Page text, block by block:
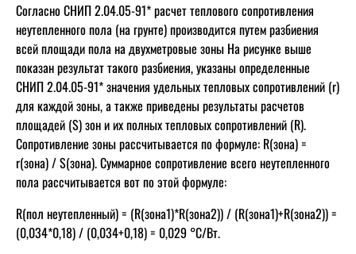
Согласно СНИП 2.04.05-91* расчет теплового сопротивления
неутепленного пола (на грунте) производится путем разбиения
всей площади пола на двухметровые зоны На рисунке выше
показан результат такого разбиения, указаны определенные
СНИП 2.04.05-91* значения удельных тепловых сопротивлений (r)
для каждой зоны, а также приведены результаты расчетов
площадей (S) зон и их полных тепловых сопротивлений (R).
Сопротивление зоны рассчитывается по формуле: R(зона) =
r(зона) / S(зона). Суммарное сопротивление всего неутепленного
пола рассчитывается вот по этой формуле:
R(пол неутепленный) = (R(зона1)*R(зона2)) / (R(зона1)+R(зона2)) =
(0,034*0,18) / (0,034+0,18) = 0,029 °С/Вт.